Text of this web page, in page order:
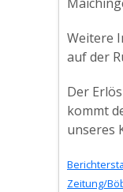
Weitere
auf der
Der
kommt
unseres
Zeitung/